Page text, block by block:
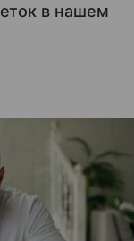
в нашем